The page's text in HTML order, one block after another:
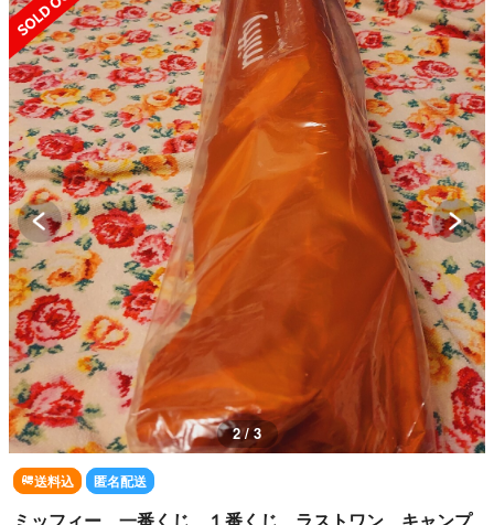
3 / 3
送料込 匿名配送
ミッフィー 一番くじ １番くじ ラストワン キャンプ